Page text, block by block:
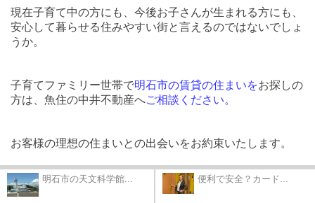
現在子育て中の方にも、今後お子さんが生まれる方にも、
安心して暮らせる住みやすい街と言えるのではないでしょ
うか。
子育てファミリー世帯で明石市の賃貸の住まいをお探しの
方は、魚住の中井不動産へご相談ください。
お客様の理想の住まいとの出会いをお約束いたします。
明石市の天文科学館... 便利で安全？カード...